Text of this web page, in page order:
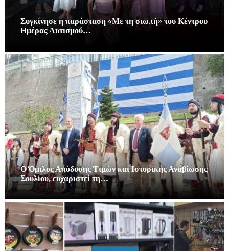
Συγκίνησε η παράσταση «Με τη σιωπή» του Κέντρου
Ημέρας Αυτισμού…
Ο Όμιλος Απόδοσης Τιμών και Ιστορικής Αναβίωσης
Σουλίου, ευχαριστεί τη…